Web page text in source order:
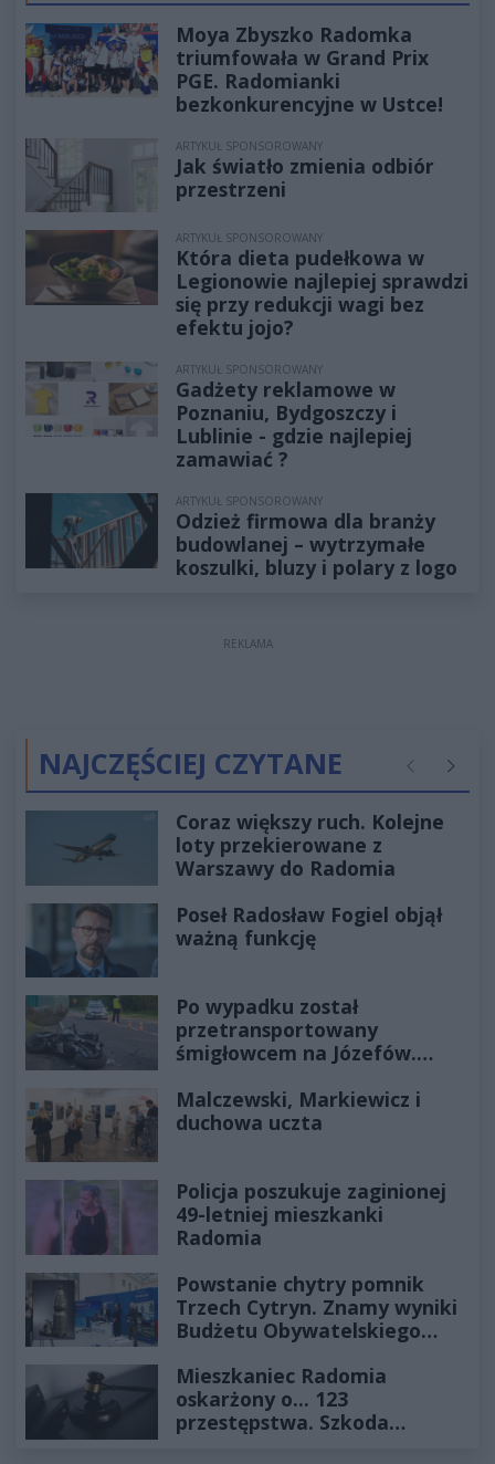
Moya Zbyszko Radomka
triumfowała w Grand Prix
PGE. Radomianki
bezkonkurencyjne w Ustce!
ARTYKUŁ SPONSOROWANY
Jak światło zmienia odbiór
przestrzeni
ARTYKUŁ SPONSOROWANY
Która dieta pudełkowa w
Legionowie najlepiej sprawdzi
się przy redukcji wagi bez
efektu jojo?
ARTYKUŁ SPONSOROWANY
Gadżety reklamowe w
Poznaniu, Bydgoszczy i
Lublinie - gdzie najlepiej
zamawiać ?
ARTYKUŁ SPONSOROWANY
Odzież firmowa dla branży
budowlanej – wytrzymałe
koszulki, bluzy i polary z logo
REKLAMA
NAJCZĘŚCIEJ CZYTANE Poprzednie
Coraz większy ruch. Kolejne
loty przekierowane z
Warszawy do Radomia
Poseł Radosław Fogiel objął
ważną funkcję
Po wypadku został
przetransportowany
śmigłowcem na Józefów.
Malczewski, Markiewicz i
duchowa uczta
Policja poszukuje zaginionej
49-letniej mieszkanki
Radomia
Powstanie chytry pomnik
Trzech Cytryn. Znamy wyniki
Budżetu Obywatelskiego
Mieszkaniec Radomia
oskarżony o... 123
przestępstwa. Szkoda